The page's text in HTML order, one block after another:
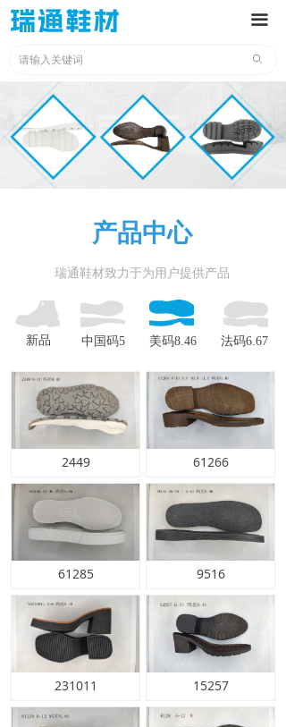
끀
ꄙ
产品中心
瑞通鞋材致力于为用户提供产品
2449 61266
61285 9516
231011 15257
中国码5 美码8.46 法码6.67
新品